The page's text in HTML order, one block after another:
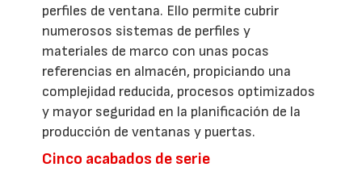
perfiles de ventana. Ello permite cubrir
numerosos sistemas de perfiles y
materiales de marco con unas pocas
referencias en almacén, propiciando una
complejidad reducida, procesos optimizados
y mayor seguridad en la planificación de la
producción de ventanas y puertas.
Cinco acabados de serie